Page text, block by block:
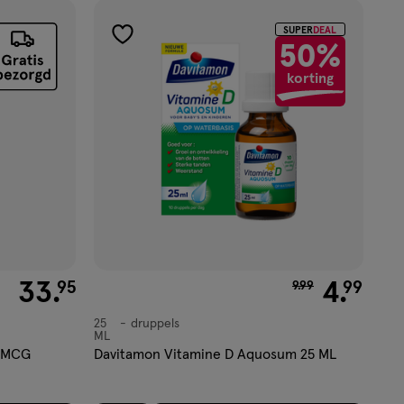
€ 33.95
33.95
SUPER DEAL
50%
korting
toevoegen
verlanglijst
van € 9.99 voor
9.99 4.99
druppels
25
ML
druppels
Davitamon Vitamine D Aquosum 25 ML